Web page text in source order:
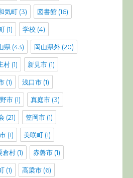
気町(3) 図書館(16)
(1) 学校 (4)
県(43) 岡山県外(20)
村(1) 新見市(1)
(1) 浅口市(1)
市(1) 真庭市(3)
(21) 笠岡市(1)
(1) 美咲町(1)
倉村(1) 赤磐市(1)
(1) 高梁市(6)